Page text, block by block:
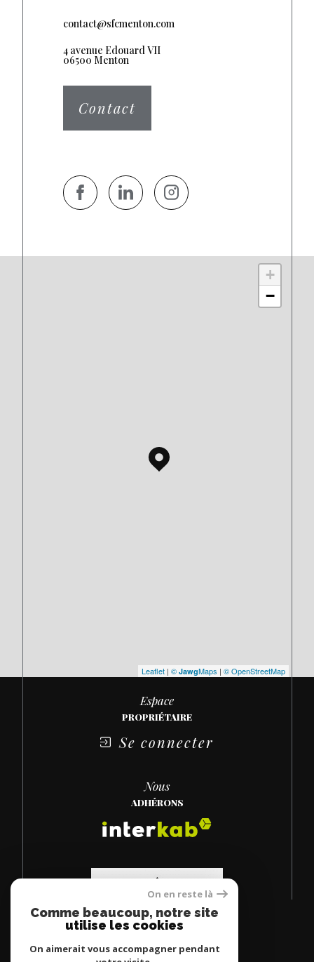
+
−
Leaflet | © JawgMaps | © OpenStreetMap
contact@sfcmenton.com
4 avenue Edouard VII
06500 Menton
Contact
Espace
PROPRIÉTAIRE
Se connecter
Nous
ADHÉRONS
On en reste là
Comme beaucoup, notre site
utilise les cookies
On aimerait vous accompagner pendant